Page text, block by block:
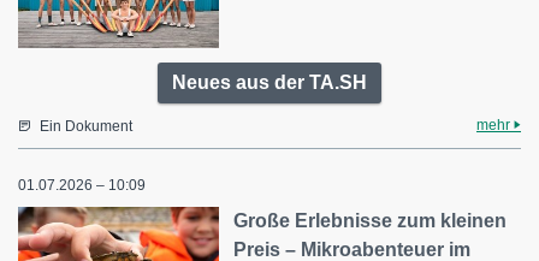
Neues aus der TA.SH
Ein Dokument mehr
01.07.2026 – 10:09
Große Erlebnisse zum kleinen
Preis – Mikroabenteuer im